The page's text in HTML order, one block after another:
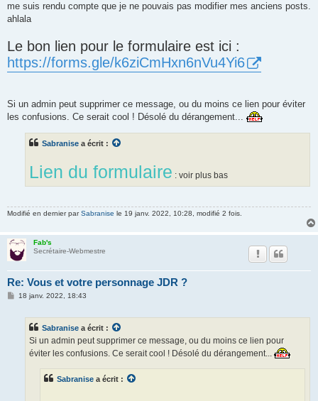
a
g
me suis rendu compte que je ne pouvais pas modifier mes anciens posts.
ahlala
Le bon lien pour le formulaire est ici :
https://forms.gle/k6ziCmHxn6nVu4Yi6
Si un admin peut supprimer ce message, ou du moins ce lien pour éviter
les confusions. Ce serait cool ! Désolé du dérangement...
Sabranise a écrit :
Lien du formulaire : voir plus bas
Modifié en dernier parSabranise le 19 janv. 2022, 10:28, modifié 2 fois.
Fab's
Secrétaire-Webmestre
Re: Vous et votre personnage JDR ?
M
18 janv. 2022, 18:43
Sabranise a écrit :
Si un admin peut supprimer ce message, ou du moins ce lien pour
éviter les confusions. Ce serait cool ! Désolé du dérangement...
Sabranise a écrit :